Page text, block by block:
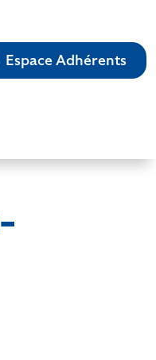
Espace Adhérents